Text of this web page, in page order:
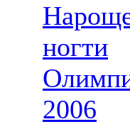
ногти
2006